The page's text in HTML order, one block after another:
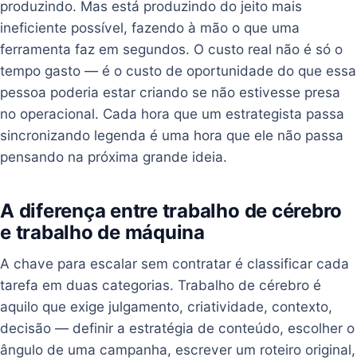
produzindo. Mas está produzindo do jeito mais
ineficiente possível, fazendo à mão o que uma
ferramenta faz em segundos. O custo real não é só o
tempo gasto — é o custo de oportunidade do que essa
pessoa poderia estar criando se não estivesse presa
no operacional. Cada hora que um estrategista passa
sincronizando legenda é uma hora que ele não passa
pensando na próxima grande ideia.
A diferença entre trabalho de cérebro
e trabalho de máquina
A chave para escalar sem contratar é classificar cada
tarefa em duas categorias. Trabalho de cérebro é
aquilo que exige julgamento, criatividade, contexto,
decisão — definir a estratégia de conteúdo, escolher o
ângulo de uma campanha, escrever um roteiro original,